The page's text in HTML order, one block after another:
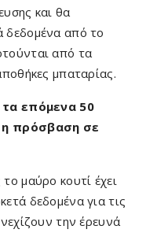
και θα
δεδομένα από το
από τα
μπαταρίας.
επόμενα 50
η πρόσβαση σε
μαύρο κουτί έχει
δεδομένα για τις
την έρευνά